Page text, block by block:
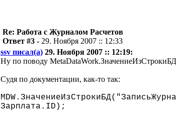
Re: Работа с Журналом Расчетов
Ответ #3 - 29. Ноября 2007 :: 12:33
ssv писал(а) 29. Ноября 2007 :: 12:19:
Ну по поводу
Судя по документации, как-то так:
Зарплата.ID);